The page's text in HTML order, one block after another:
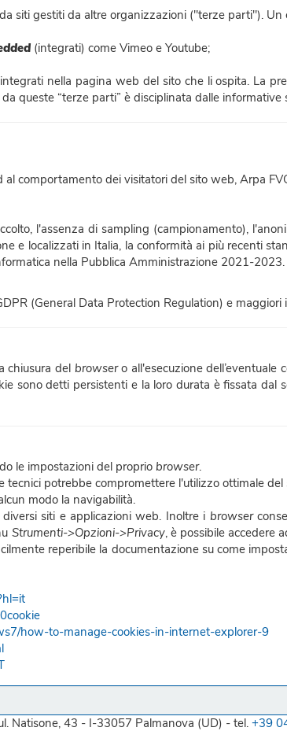
siti gestiti da altre organizzazioni ("terze parti").
(integrati) come Vimeo e Youtube;
nella pagina web del sito che li ospita. La
queste “terze parti” è disciplinata dalle
comportamento dei visitatori del sito web, Arpa
l'assenza di sampling (campionamento),
e localizzati in Italia, la conformità ai più recenti
nella Pubblica Amministrazione 2021-2023.
(General Data Protection Regulation) e
chiusura del browsero all'esecuzione dell’eventuale
sono detti persistenti e la loro durata è fissata
le impostazioni del proprio browser.
tecnici potrebbe compromettere l'utilizzo ottimale del
modo la navigabilità.
siti e applicazioni web. Inoltre i browser
Strumenti->Opzioni->Privacy, è possibile accedere
reperibile la documentazione su come
how-to-manage-cookies-in-internet-explorer-9
Natisone, 43 - I-33057 Palmanova (UD) - tel. +39